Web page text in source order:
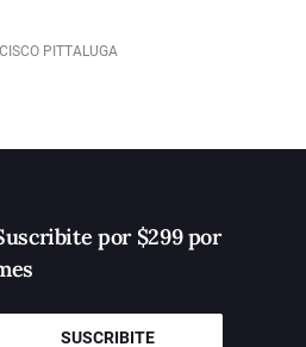
PITTALUGA
por $299 por
SUSCRIBITE